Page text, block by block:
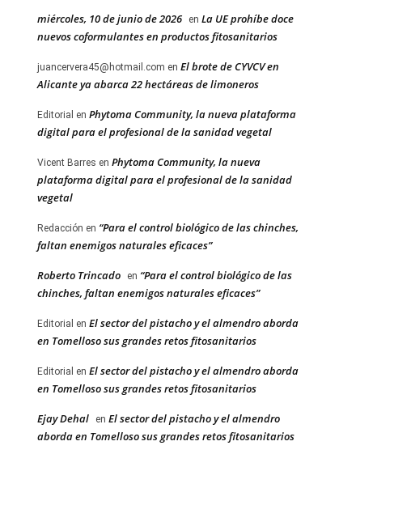
miércoles, 10 de junio de 2026 en La UE prohíbe doce
nuevos coformulantes en productos fitosanitarios
juancervera45@hotmail.com en El brote de CYVCV en
Alicante ya abarca 22 hectáreas de limoneros
Editorial en Phytoma Community, la nueva plataforma
digital para el profesional de la sanidad vegetal
Vicent Barres en Phytoma Community, la nueva
plataforma digital para el profesional de la sanidad
vegetal
Redacción en “Para el control biológico de las chinches,
faltan enemigos naturales eficaces”
Roberto Trincado en “Para el control biológico de las
chinches, faltan enemigos naturales eficaces”
Editorial en El sector del pistacho y el almendro aborda
en Tomelloso sus grandes retos fitosanitarios
Editorial en El sector del pistacho y el almendro aborda
en Tomelloso sus grandes retos fitosanitarios
Ejay Dehal en El sector del pistacho y el almendro
aborda en Tomelloso sus grandes retos fitosanitarios